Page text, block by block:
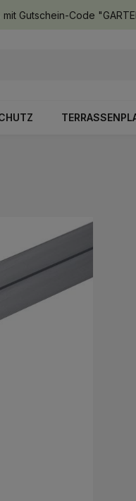
Gutschein-Code